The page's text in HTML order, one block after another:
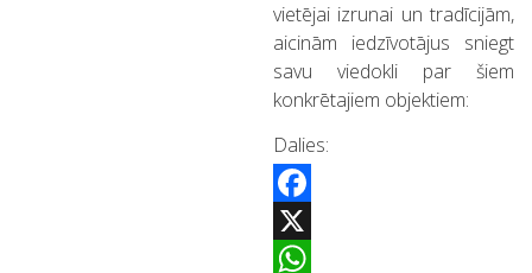
vietējai izrunai un tradīcijām,
aicinām iedzīvotājus sniegt
savu viedokli par šiem
konkrētajiem objektiem:
Dalies:
Facebook
X